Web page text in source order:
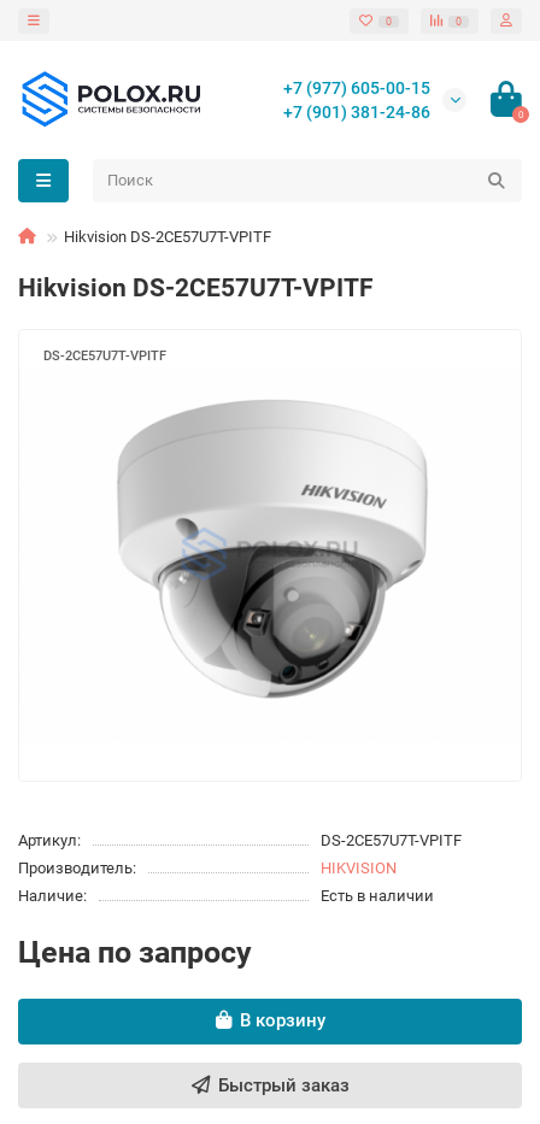
0 0
+7 (977) 605-00-15
+7 (901) 381-24-86
0
Hikvision DS-2CE57U7T-VPITF
Hikvision DS-2CE57U7T-VPITF
DS-2CE57U7T-VPITF
Артикул:
DS-2CE57U7T-VPITF
Производитель:
HIKVISION
Наличие:
Есть в наличии
Цена по запросу
В корзину
Быстрый заказ